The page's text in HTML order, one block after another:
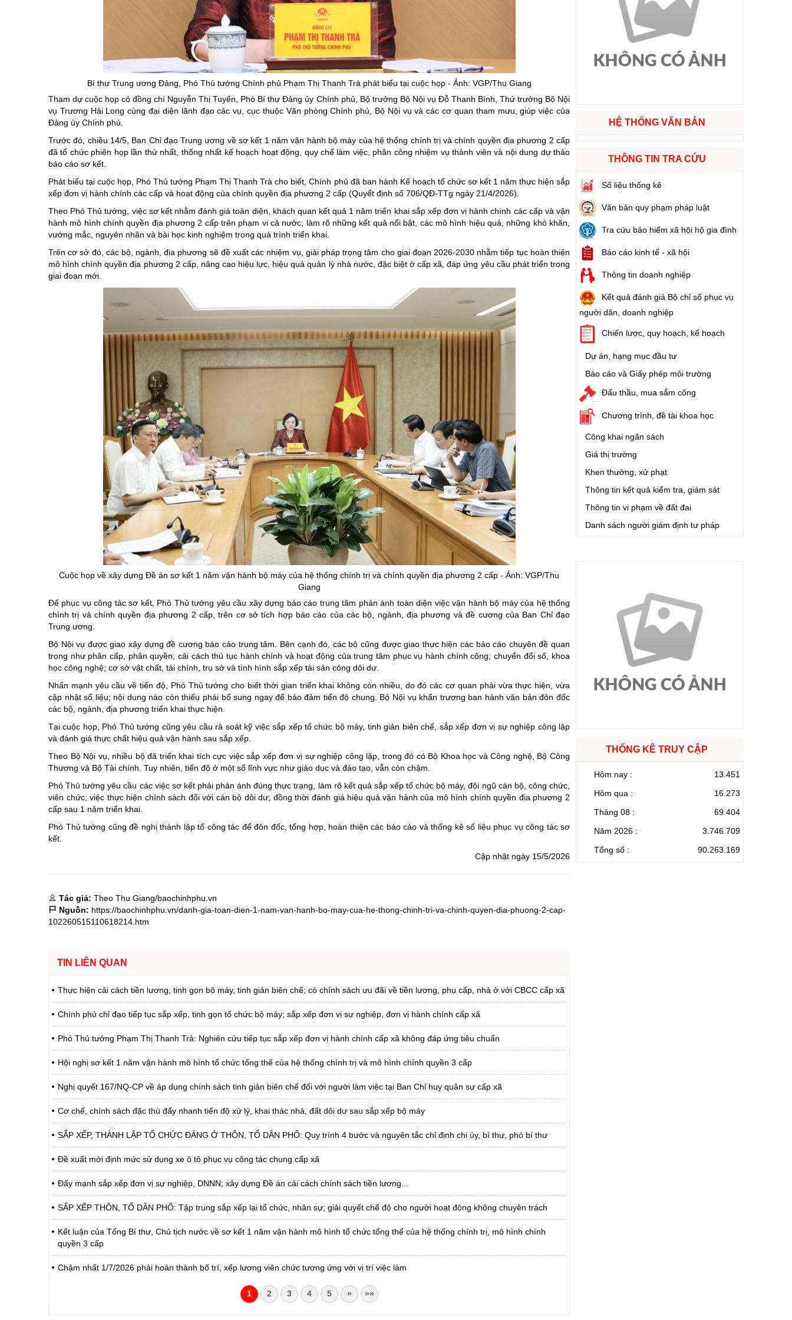
Chuyên đề tổng hợp
Bầu cử đại biểu Quốc hội khóa XVI và đại biểu Hội đồng nhân dân các cấp nhiệm kỳ 2026 - 2031
Đại hội Đảng các cấp
Gia đình hạnh phúc bền vững
An toàn thông tin
Người Việt Nam ưu tiên dùng hàng Việt Nam
Phóng sự ảnh
Chuyên mục khác
Bí thư Trung ương Đảng, Phó Thủ tướng Chính phủ Phạm Thị Thanh Trà phát biểu tại cuộc họp - Ảnh: VGP/Thu Giang
Tham dự cuộc họp có đồng chí Nguyễn Thị Tuyến, Phó Bí thư Đảng ủy Chính phủ, Bộ trưởng Bộ Nội vụ Đỗ Thanh Bình, Thứ trưởng Bộ Nội
vụ Trương Hải Long cùng đại diện lãnh đạo các vụ, cục thuộc Văn phòng Chính phủ, Bộ Nội vụ và các cơ quan tham mưu, giúp việc của
Đảng ủy Chính phủ.
Trước đó, chiều 14/5, Ban Chỉ đạo Trung ương về sơ kết 1 năm vận hành bộ máy của hệ thống chính trị và chính quyền địa phương 2 cấp
đã tổ chức phiên họp lần thứ nhất, thống nhất kế hoạch hoạt động, quy chế làm việc, phân công nhiệm vụ thành viên và nội dung dự thảo
báo cáo sơ kết.
Phát biểu tại cuộc họp, Phó Thủ tướng Phạm Thị Thanh Trà cho biết, Chính phủ đã ban hành Kế hoạch tổ chức sơ kết 1 năm thực hiện sắp
xếp đơn vị hành chính các cấp và hoạt động của chính quyền địa phương 2 cấp (Quyết định số 706/QĐ-TTg ngày 21/4/2026).
Theo Phó Thủ tướng, việc sơ kết nhằm đánh giá toàn diện, khách quan kết quả 1 năm triển khai sắp xếp đơn vị hành chính các cấp và vận
hành mô hình chính quyền địa phương 2 cấp trên phạm vi cả nước; làm rõ những kết quả nổi bật, các mô hình hiệu quả, những khó khăn,
vướng mắc, nguyên nhân và bài học kinh nghiệm trong quá trình triển khai.
Trên cơ sở đó, các bộ, ngành, địa phương sẽ đề xuất các nhiệm vụ, giải pháp trọng tâm cho giai đoạn 2026-2030 nhằm tiếp tục hoàn thiện
mô hình chính quyền địa phương 2 cấp, nâng cao hiệu lực, hiệu quả quản lý nhà nước, đặc biệt ở cấp xã, đáp ứng yêu cầu phát triển trong
giai đoạn mới.
Cuộc họp về xây dựng Đề án sơ kết 1 năm vận hành bộ máy của hệ thống chính trị và chính quyền địa phương 2 cấp - Ảnh: VGP/Thu
Giang
Để phục vụ công tác sơ kết, Phó Thủ tướng yêu cầu xây dựng báo cáo trung tâm phản ánh toàn diện việc vận hành bộ máy của hệ thống
chính trị và chính quyền địa phương 2 cấp, trên cơ sở tích hợp báo cáo của các bộ, ngành, địa phương và đề cương của Ban Chỉ đạo
Trung ương.
Bộ Nội vụ được giao xây dựng đề cương báo cáo trung tâm. Bên cạnh đó, các bộ cũng được giao thực hiện các báo cáo chuyên đề quan
trọng như phân cấp, phân quyền; cải cách thủ tục hành chính và hoạt động của trung tâm phục vụ hành chính công; chuyển đổi số, khoa
học công nghệ; cơ sở vật chất, tài chính, trụ sở và tình hình sắp xếp tài sản công dôi dư.
Nhấn mạnh yêu cầu về tiến độ, Phó Thủ tướng cho biết thời gian triển khai không còn nhiều, do đó các cơ quan phải vừa thực hiện, vừa
cập nhật số liệu; nội dung nào còn thiếu phải bổ sung ngay để bảo đảm tiến độ chung. Bộ Nội vụ khẩn trương ban hành văn bản đôn đốc
các bộ, ngành, địa phương triển khai thực hiện.
Tại cuộc họp, Phó Thủ tướng cũng yêu cầu rà soát kỹ việc sắp xếp tổ chức bộ máy, tinh giản biên chế, sắp xếp đơn vị sự nghiệp công lập
và đánh giá thực chất hiệu quả vận hành sau sắp xếp.
Theo Bộ Nội vụ, nhiều bộ đã triển khai tích cực việc sắp xếp đơn vị sự nghiệp công lập, trong đó có Bộ Khoa học và Công nghệ, Bộ Công
Thương và Bộ Tài chính. Tuy nhiên, tiến độ ở một số lĩnh vực như giáo dục và đào tạo, vẫn còn chậm.
Phó Thủ tướng yêu cầu các việc sơ kết phải phản ánh đúng thực trạng, làm rõ kết quả sắp xếp tổ chức bộ máy, đội ngũ cán bộ, công chức,
viên chức; việc thực hiện chính sách đối với cán bộ dôi dư; đồng thời đánh giá hiệu quả vận hành của mô hình chính quyền địa phương 2
cấp sau 1 năm triển khai.
Phó Thủ tướng cũng đề nghị thành lập tổ công tác để đôn đốc, tổng hợp, hoàn thiện các báo cáo và thống kê số liệu phục vụ công tác sơ
kết.
Cập nhật ngày 15/5/2026
Tác giả: Theo Thu Giang/baochinhphu.vn
Nguồn: https://baochinhphu.vn/danh-gia-toan-dien-1-nam-van-hanh-bo-may-cua-he-thong-chinh-tri-va-chinh-quyen-dia-phuong-2-cap-
102260515110618214.htm
TIN LIÊN QUAN
Thực hiện cải cách tiền lương, tinh gọn bộ máy, tinh giản biên chế; có chính sách ưu đãi về tiền lương, phụ cấp, nhà ở với CBCC cấp xã
Chính phủ chỉ đạo tiếp tục sắp xếp, tinh gọn tổ chức bộ máy; sắp xếp đơn vị sự nghiệp, đơn vị hành chính cấp xã
Phó Thủ tướng Phạm Thị Thanh Trà: Nghiên cứu tiếp tục sắp xếp đơn vị hành chính cấp xã không đáp ứng tiêu chuẩn
Hội nghị sơ kết 1 năm vận hành mô hình tổ chức tổng thể của hệ thống chính trị và mô hình chính quyền 3 cấp
Nghị quyết 167/NQ-CP về áp dụng chính sách tinh giản biên chế đối với người làm việc tại Ban Chỉ huy quân sự cấp xã
Cơ chế, chính sách đặc thù đẩy nhanh tiến độ xử lý, khai thác nhà, đất dôi dư sau sắp xếp bộ máy
SẮP XẾP, THÀNH LẬP TỔ CHỨC ĐẢNG Ở THÔN, TỔ DÂN PHỐ: Quy trình 4 bước và nguyên tắc chỉ định chi ủy, bí thư, phó bí thư
Đề xuất mới định mức sử dụng xe ô tô phục vụ công tác chung cấp xã
Đẩy mạnh sắp xếp đơn vị sự nghiệp, DNNN; xây dựng Đề án cải cách chính sách tiền lương...
SẮP XẾP THÔN, TỔ DÂN PHỐ: Tập trung sắp xếp lại tổ chức, nhân sự; giải quyết chế độ cho người hoạt động không chuyên trách
Kết luận của Tổng Bí thư, Chủ tịch nước về sơ kết 1 năm vận hành mô hình tổ chức tổng thể của hệ thống chính trị, mô hình chính
quyền 3 cấp
Chậm nhất 1/7/2026 phải hoàn thành bố trí, xếp lương viên chức tương ứng với vị trí việc làm
1 2 3 4 5 » »»
HỆ THỐNG VĂN BẢN
THÔNG TIN TRA CỨU
Số liệu thống kê
Văn bản quy phạm pháp luật
Tra cứu bảo hiểm xã hội hộ gia đình
Báo cáo kinh tế - xã hội
Thông tin doanh nghiệp
Kết quả đánh giá Bộ chỉ số phục vụ
người dân, doanh nghiệp
Chiến lược, quy hoạch, kế hoạch
Dự án, hạng mục đầu tư
Báo cáo và Giấy phép môi trường
Đấu thầu, mua sắm công
Chương trình, đề tài khoa học
Công khai ngân sách
Giá thị trường
Khen thưởng, xử phạt
Thông tin kết quả kiểm tra, giám sát
Thông tin vi phạm về đất đai
Danh sách người giám định tư pháp
THỐNG KÊ TRUY CẬP
Hôm nay :
13.451
Hôm qua :
16.273
Tháng 08 :
69.404
Năm 2026 :
3.746.709
Tổng số :
90.263.169